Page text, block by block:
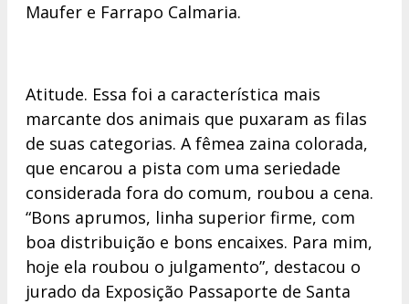
Maufer e Farrapo Calmaria.
Atitude. Essa foi a característica mais
marcante dos animais que puxaram as filas
de suas categorias. A fêmea zaina colorada,
que encarou a pista com uma seriedade
considerada fora do comum, roubou a cena.
“Bons aprumos, linha superior firme, com
boa distribuição e bons encaixes. Para mim,
hoje ela roubou o julgamento”, destacou o
jurado da Exposição Passaporte de Santa